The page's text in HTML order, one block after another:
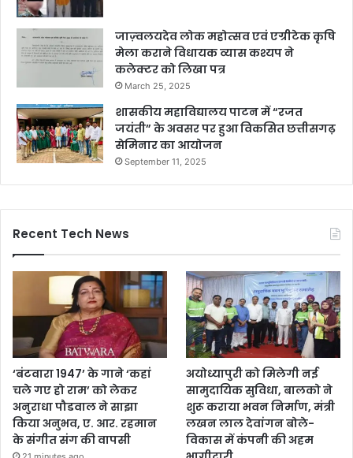
जाज़्वलयदेव लोक महोत्सव एवं एग्रीटेक कृषि
मेला कराने विधायक व्यास कश्यप ने
कलेक्टर को लिखा पत्र
March 25, 2025
शासकीय महाविद्यालय पाटन में “रजत
जयंती” के अवसर पर हुआ विकसित छत्तीसगढ़
सेमिनार का आयोजन
September 11, 2025
Recent Tech News
‘बंटवारा 1947’ के गाने ‘कहां
चले गए हो राम’ को लेकर
अनुराधा पौडवाल ने साझा
किया अनुभव, ए. आर. रहमान
के संगीत संग की वापसी
अयोध्यापुरी को मिलेगी नई
सामुदायिक सुविधा, बालको ने
शुरू कराया भवन निर्माण, मंत्री
लखन लाल देवांगन बोले-
विकास में कंपनी की अहम